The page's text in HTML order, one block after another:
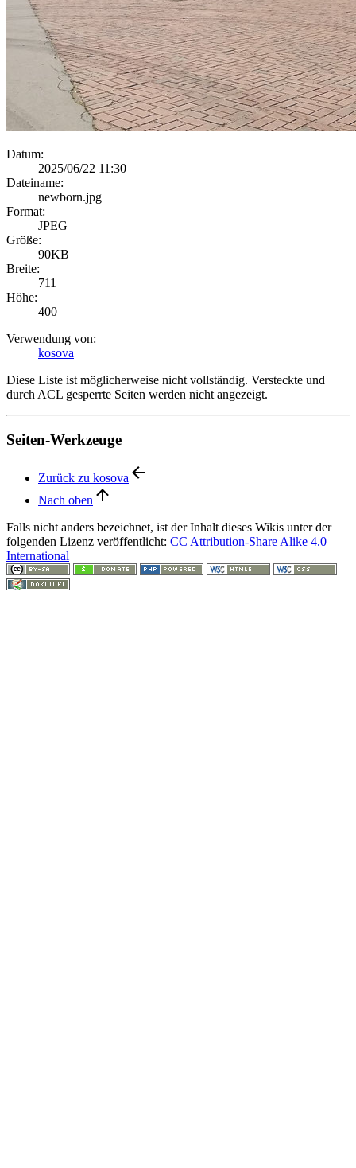
Datum:
2025/06/22 11:30
Dateiname:
newborn.jpg
Format:
JPEG
Größe:
90KB
Breite:
711
Höhe:
400
Verwendung von:
kosova
Diese Liste ist möglicherweise nicht vollständig. Versteckte und
durch ACL gesperrte Seiten werden nicht angezeigt.
Seiten-Werkzeuge
Zurück zu kosova
Nach oben
Falls nicht anders bezeichnet, ist der Inhalt dieses Wikis unter der
folgenden Lizenz veröffentlicht: CC Attribution-Share Alike 4.0
International